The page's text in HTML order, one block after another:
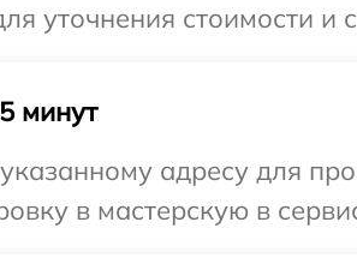
уточнения стоимости и
минут
адресу для
в мастерскую в